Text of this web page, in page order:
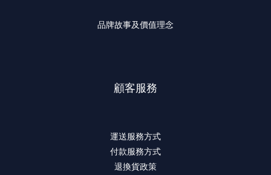
品牌故事及價值理念
顧客服務
運送服務方式
付款服務方式
退換貨政策